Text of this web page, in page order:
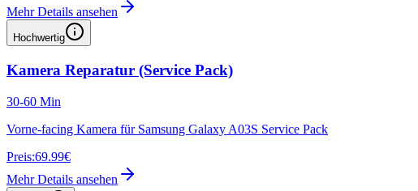
Mehr Details ansehen
Hochwertig
Kamera Reparatur (Service Pack)
30-60 Min
Vorne-facing Kamera für Samsung Galaxy A03S Service Pack
Preis:69.99€
Mehr Details ansehen